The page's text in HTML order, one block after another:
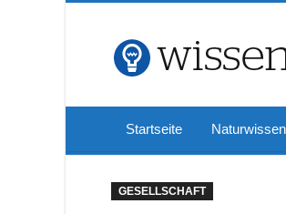
Startseite
GESELLSCHAFT